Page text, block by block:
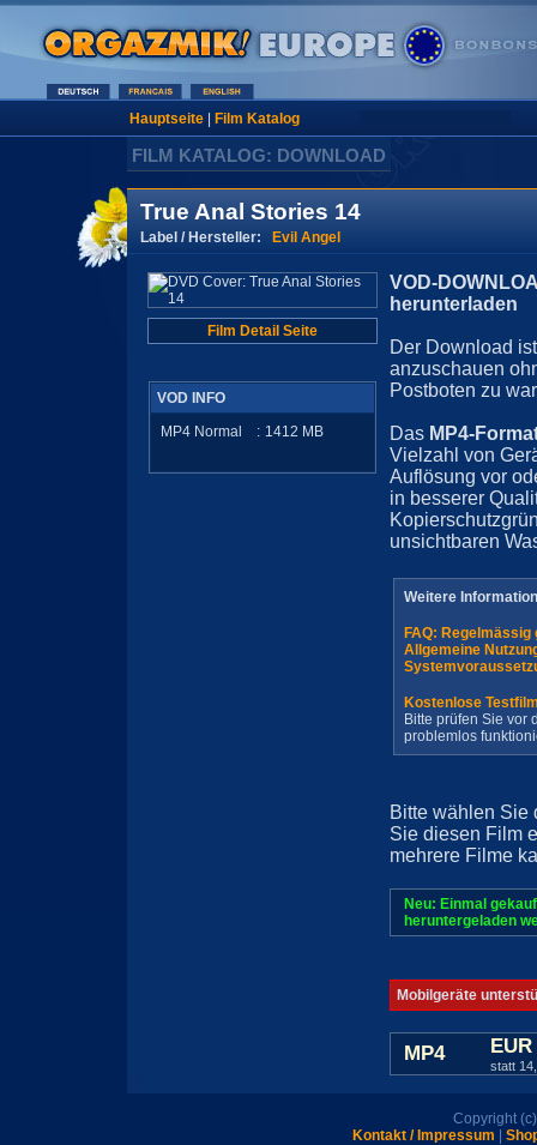
Hauptseite| Film Katalog
FILM KATALOG: DOWNLOAD
True Anal Stories 14
Label / Hersteller: Evil Angel
Film Detail Seite
VOD INFO
MP4 Normal
: 1412 MB
VOD-
herunterladen
Der Download
anzuschauen
Postboten zu
Das MP4-
Vielzahl von
Auflösung vor
in besserer
unsichtbaren
Weitere
FAQ:
Allgemeine
Kostenlose
Bitte prüfen Sie vor
problemlos
Bitte wählen Sie
Sie diesen Film
mehrere Filme
Neu: Einmal
heruntergeladen
Mobilgeräte
MP4
statt
Copyright
Kontakt / Impressum